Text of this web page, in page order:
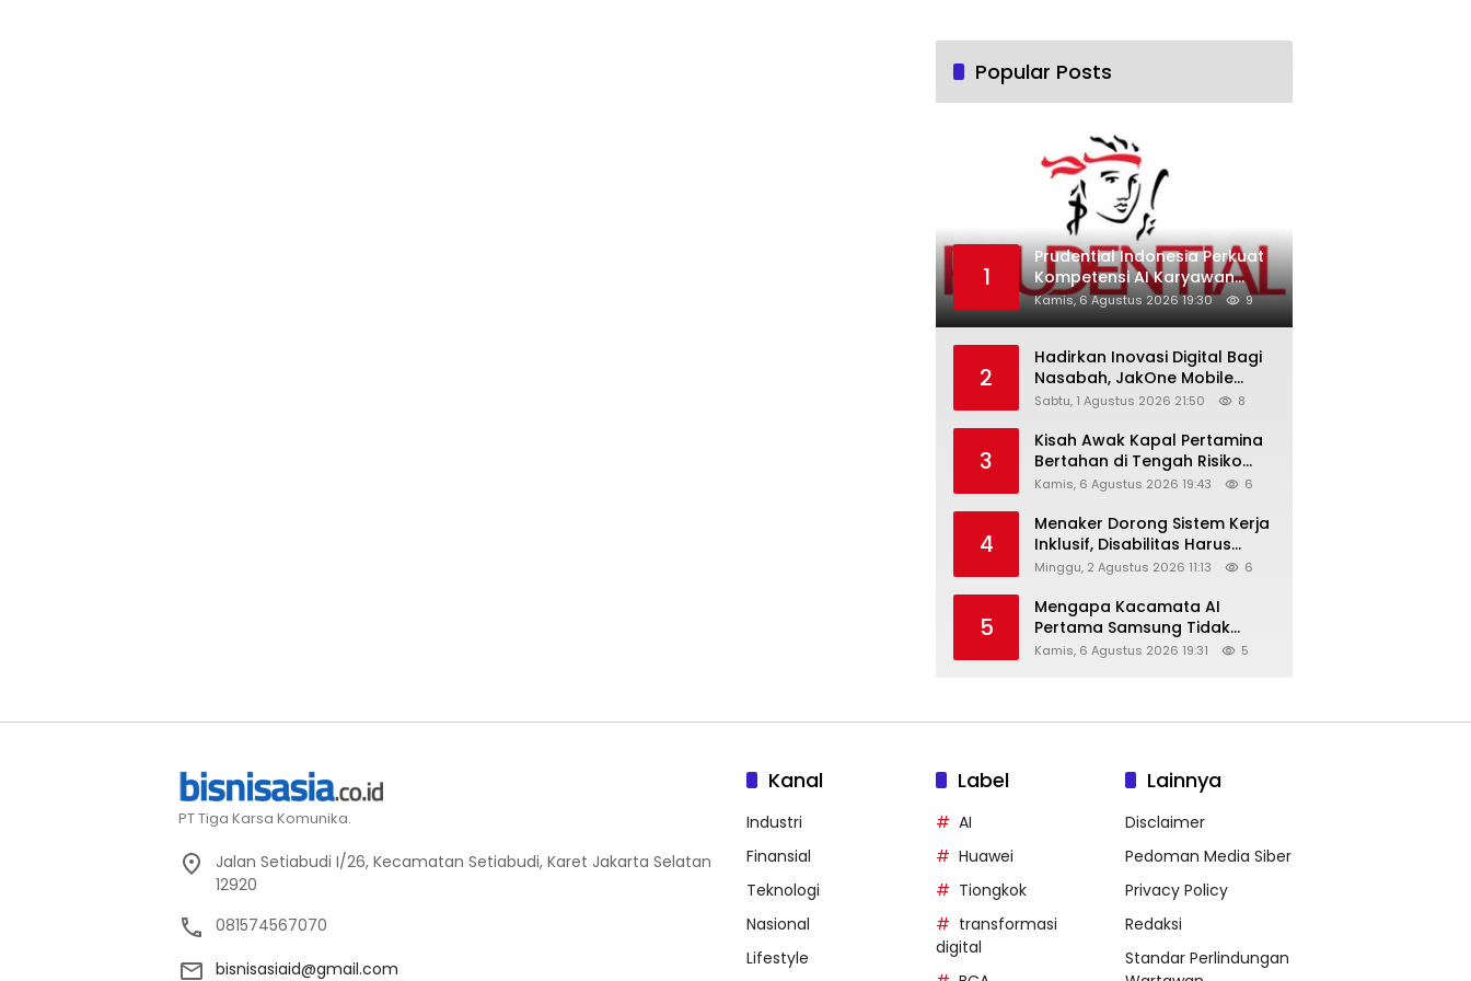
Popular Posts
1
Prudential Indonesia Perkuat
Kompetensi AI Karyawan
Lewat AI Week
Kamis, 6 Agustus 2026 19:30 9
2
Hadirkan Inovasi Digital Bagi
Nasabah, JakOne Mobile
Antar Bank Jakarta Sukses
Awards 2026
Sabtu, 1 Agustus 2026 21:50 8
3
Kisah Awak Kapal Pertamina
Bertahan di Tengah Risiko
Pelayaran Selat Hormuz
Kamis, 6 Agustus 2026 19:43 6
4
Menaker Dorong Sistem Kerja
Inklusif, Disabilitas Harus
Dapat Kesempatan Setara
Minggu, 2 Agustus 2026 11:13 6
5
Mengapa Kacamata AI
Pertama Samsung Tidak
Dibekali Layar?
Kamis, 6 Agustus 2026 19:31 5
PT Tiga Karsa Komunika.
Jalan Setiabudi I/26, Kecamatan Setiabudi, Karet Jakarta Selatan
12920
081574567070
bisnisasiaid@gmail.com
Kanal
Industri
Finansial
Teknologi
Nasional
Lifestyle
Label
AI
Huawei
Tiongkok
transformasi
digital
Lainnya
Disclaimer
Pedoman Media Siber
Privacy Policy
Redaksi
Standar Perlindungan